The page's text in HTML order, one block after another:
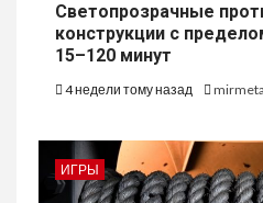
Светопрозрачные
конструкции с
15–120 минут
4 недели тому назад
ИГРЫ